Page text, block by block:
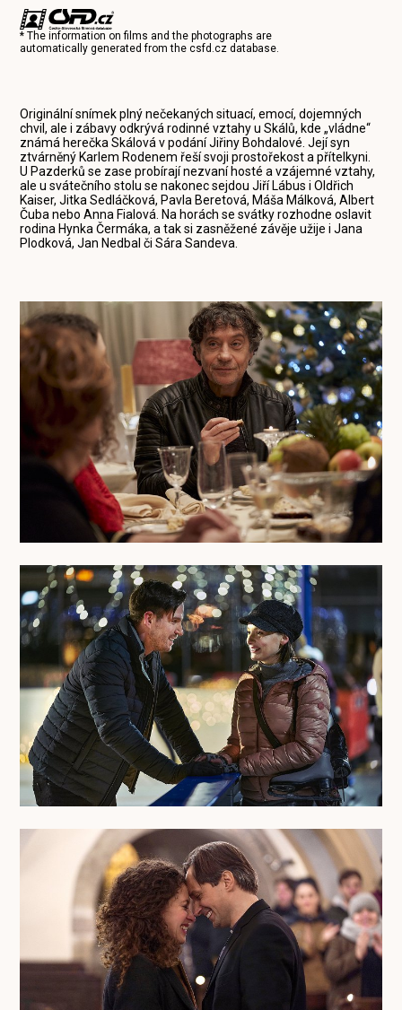
* The information on films and the photographs are
automatically generated from thecsfd.cz database.
Originální snímek plný nečekaných situací, emocí, dojemných
chvil, ale i zábavy odkrývá rodinné vztahy u Skálů, kde „vládne“
známá herečka Skálová v podání Jiřiny Bohdalové. Její syn
ztvárněný Karlem Rodenem řeší svoji prostořekost a přítelkyni.
U Pazderků se zase probírají nezvaní hosté a vzájemné vztahy,
ale u svátečního stolu se nakonec sejdou Jiří Lábus i Oldřich
Kaiser, Jitka Sedláčková, Pavla Beretová, Máša Málková, Albert
Čuba nebo Anna Fialová. Na horách se svátky rozhodne oslavit
rodina Hynka Čermáka, a tak si zasněžené závěje užije i Jana
Plodková, Jan Nedbal či Sára Sandeva.